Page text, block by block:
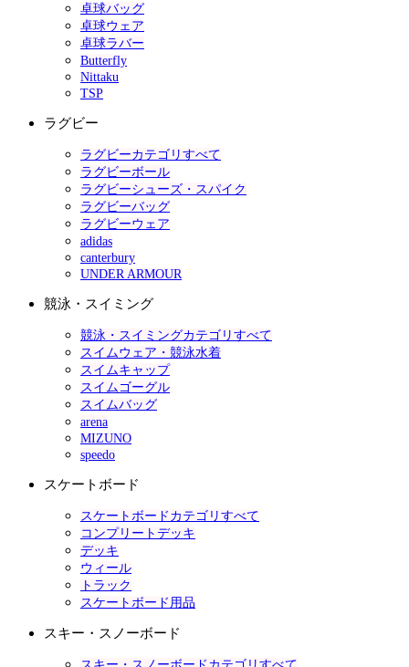
卓球バッグ
卓球ウェア
卓球ラバー
Butterfly
Nittaku
TSP
ラグビー
ラグビーカテゴリすべて
ラグビーボール
ラグビーシューズ・スパイク
ラグビーバッグ
ラグビーウェア
adidas
canterbury
UNDER ARMOUR
競泳・スイミング
競泳・スイミングカテゴリすべて
スイムウェア・競泳水着
スイムキャップ
スイムゴーグル
スイムバッグ
arena
MIZUNO
speedo
スケートボード
スケートボードカテゴリすべて
コンプリートデッキ
デッキ
ウィール
トラック
スケートボード用品
スキー・スノーボード